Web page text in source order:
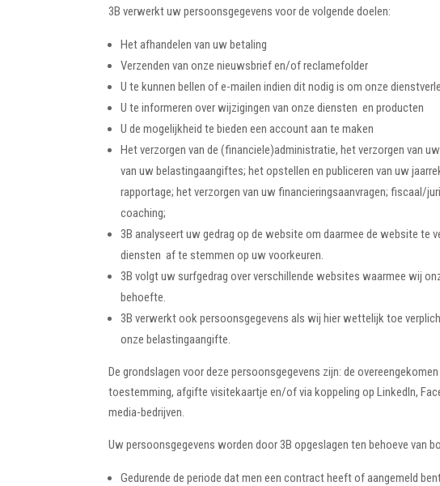
3B verwerkt uw persoonsgegevens voor de volgende doelen:
Het afhandelen van uw betaling
Verzenden van onze nieuwsbrief en/of reclamefolder
U te kunnen bellen of e-mailen indien dit nodig is om onze
U te informeren over wijzigingen van onze diensten en producten
U de mogelijkheid te bieden een account aan te maken
Het verzorgen van de (financiele)administratie, het verzorgen van
van uw belastingaangiftes; het opstellen en publiceren van uw
rapportage; het verzorgen van uw financieringsaanvragen; fiscaal/
coaching;
3B analyseert uw gedrag op de website om daarmee de website te
diensten af te stemmen op uw voorkeuren.
3B volgt uw surfgedrag over verschillende websites waarmee wij
behoefte.
3B verwerkt ook persoonsgegevens als wij hier wettelijk toe
onze belastingaangifte.
De grondslagen voor deze persoonsgegevens zijn: de
toestemming, afgifte visitekaartje en/of via koppeling op LinkedIn,
media-bedrijven.
Uw persoonsgegevens worden door 3B opgeslagen ten behoeve van
Gedurende de periode dat men een contract heeft of aangemeld